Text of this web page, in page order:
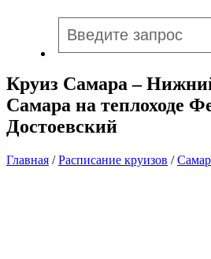
Круиз Самара –
Самара на теплоходе
Достоевский
Главная /Расписание круизов /